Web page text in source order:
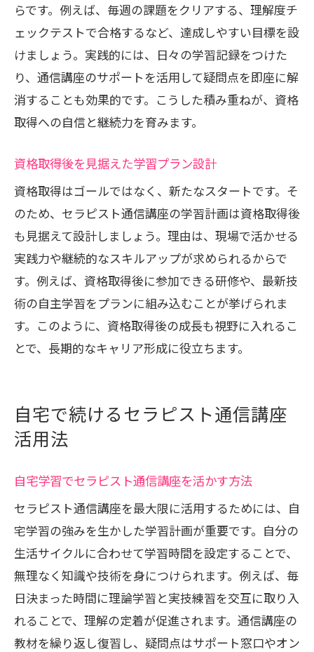
らです。例えば、毎週の課題をクリアする、理解度チ
ェックテストで合格するなど、達成しやすい目標を設
けましょう。実践的には、日々の学習記録をつけた
り、通信講座のサポートを活用して疑問点を即座に解
消することも効果的です。こうした積み重ねが、資格
取得への自信と継続力を育みます。
資格取得後を見据えた学習プラン設計
資格取得はゴールではなく、新たなスタートです。そ
のため、セラピスト通信講座の学習計画は資格取得後
も見据えて設計しましょう。理由は、現場で活かせる
実践力や継続的なスキルアップが求められるからで
す。例えば、資格取得後に参加できる研修や、最新技
術の自主学習をプランに組み込むことが挙げられま
す。このように、資格取得後の成長も視野に入れるこ
とで、長期的なキャリア形成に役立ちます。
自宅で続けるセラピスト通信講座
活用法
自宅学習でセラピスト通信講座を活かす方法
セラピスト通信講座を最大限に活用するためには、自
宅学習の強みを生かした学習計画が重要です。自分の
生活サイクルに合わせて学習時間を設定することで、
無理なく知識や技術を身につけられます。例えば、毎
日決まった時間に理論学習と実技練習を交互に取り入
れることで、理解の定着が促進されます。通信講座の
教材を繰り返し復習し、疑問点はサポート窓口やオン